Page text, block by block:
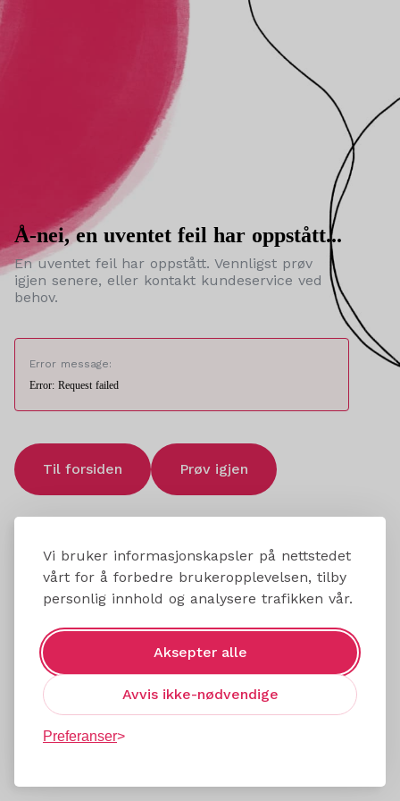
Vi bruker informasjonskapsler på nettstedet
vårt for å forbedre brukeropplevelsen, tilby
personlig innhold og analysere trafikken vår.
Aksepter alle
Avvis ikke-nødvendige
Preferanser
Å-nei, en uventet feil har oppstått...
En uventet feil har oppstått. Vennligst prøv
igjen senere, eller kontakt kundeservice ved
behov.
Error message:
Error: Request failed
Til forsiden Prøv igjen